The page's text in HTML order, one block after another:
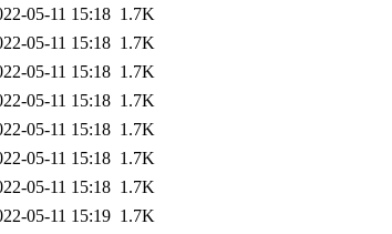
05-11 15:18 1.7K
05-11 15:18 1.7K
05-11 15:18 1.7K
05-11 15:18 1.7K
05-11 15:18 1.7K
05-11 15:18 1.7K
05-11 15:18 1.7K
05-11 15:19 1.7K